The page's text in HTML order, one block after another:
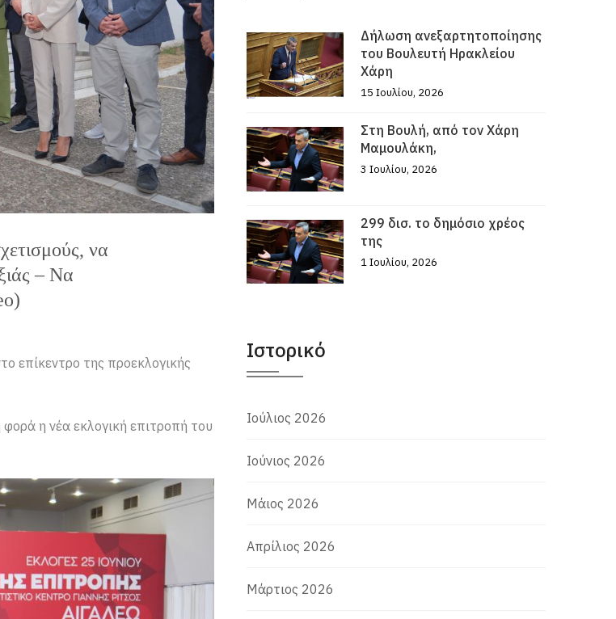
να
– Να
επίκεντρο της προεκλογικής
η νέα εκλογική επιτροπή του
Δήλωση ανεξαρτητοποίησης
του Βουλευτή Ηρακλείου
Χάρη
15 Ιουλίου, 2026
Στη Βουλή, από τον Χάρη
Μαμουλάκη,
3 Ιουλίου, 2026
299 δισ. το δημόσιο χρέος
της
1 Ιουλίου, 2026
Ιστορικό
Ιούλιος 2026
Ιούνιος 2026
Μάιος 2026
Απρίλιος 2026
Μάρτιος 2026